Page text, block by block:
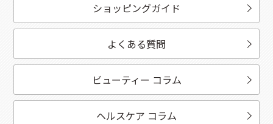
ショッピングガイド
よくある質問
ビューティー コラム
ヘルスケア コラム